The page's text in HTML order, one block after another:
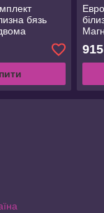
бязь
915